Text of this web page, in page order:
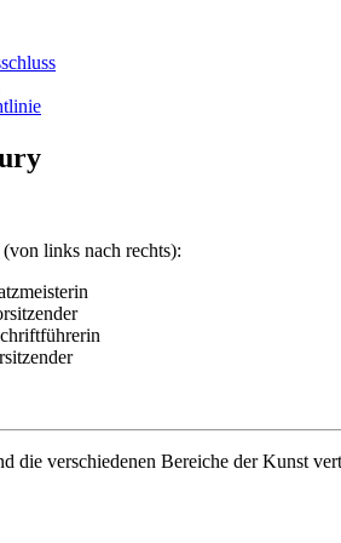
links nach rechts):
die verschiedenen Bereiche der Kunst